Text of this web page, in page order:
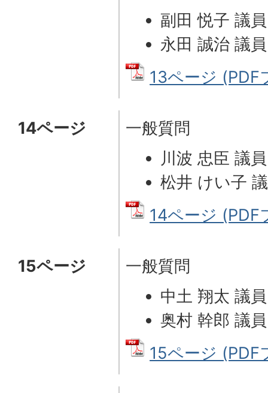
副田 悦子 議員
永田 誠治 議員
13ページ (PDF
14ページ
一般質問
川波 忠臣 議員
松井 けい子
14ページ
15ページ
一般質問
中土 翔太 議員
奥村 幹郎 議員
15ページ (PDF